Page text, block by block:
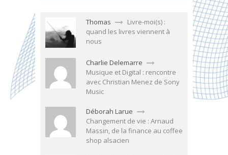
Thomas
Livre-moi(s) :
quand les livres viennent à
nous
Charlie Delemarre
Musique et Digital : rencontre
avec Christian Menez de Sony
Music
Déborah Larue
Changement de vie : Arnaud
Massin, de la finance au coffee
shop alsacien